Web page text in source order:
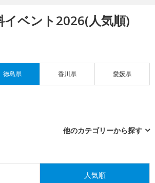
イベント2026(人気順)
徳島県 香川県 愛媛県
他のカテゴリーから探す
人気順